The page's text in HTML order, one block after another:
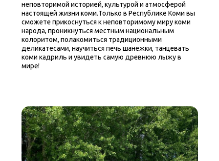
неповторимой историей, культурой и атмосферой
настоящей жизни коми.Только в Республике Коми вы
сможете прикоснуться к неповторимому миру коми
народа, проникнуться местным национальным
колоритом, полакомиться традиционными
деликатесами, научиться печь шанежки, танцевать
коми кадриль и увидеть самую древнюю лыжу в
мире!
путешествия
1 день: Знакомство с Коми